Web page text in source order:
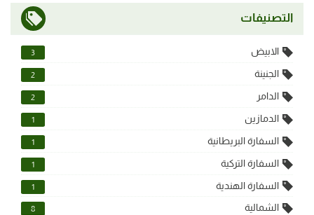
التصنيفات
الابيض 3
الجنينة 2
الدامر 2
الدمازين 1
السفارة البريطانية 1
السفارة التركية 1
السفارة الهندية 1
الشمالية 8